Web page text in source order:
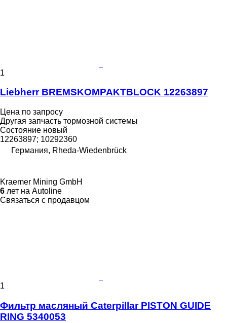
1
Liebherr BREMSKOMPAKTBLOCK 12263897
Цена по запросу
Другая запчасть тормозной системы
Состояние новый
12263897; 10292360
Германия, Rheda-Wiedenbrück
Kraemer Mining GmbH
6 лет на Autoline
Связаться с продавцом
1
Фильтр масляный Caterpillar PISTON GUIDE
RING 5340053